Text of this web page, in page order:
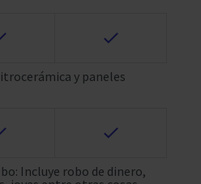
y paneles
Incluye robo de dinero,